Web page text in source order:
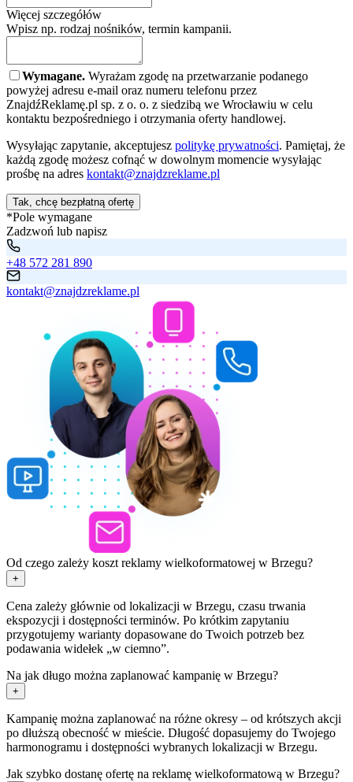
Więcej szczegółów
Wpisz np. rodzaj nośników, termin kampanii.
Wymagane. Wyrażam zgodę na przetwarzanie podanego
powyżej adresu e-mail oraz numeru telefonu przez
ZnajdźReklamę.pl sp. z o. o. z siedzibą we Wrocławiu w celu
kontaktu bezpośredniego i otrzymania oferty handlowej.
Wysyłając zapytanie, akceptujesz politykę prywatności. Pamiętaj, że
każdą zgodę możesz cofnąć w dowolnym momencie wysyłając
prośbę na adres kontakt@znajdzreklame.pl
Tak, chcę bezpłatną ofertę
*Pole wymagane
Zadzwoń lub napisz
+48 572 281 890
kontakt@znajdzreklame.pl
Od czego zależy koszt reklamy wielkoformatowej w Brzegu?
+
Cena zależy głównie od lokalizacji w Brzegu, czasu trwania
ekspozycji i dostępności terminów. Po krótkim zapytaniu
przygotujemy warianty dopasowane do Twoich potrzeb bez
podawania widełek „w ciemno”.
Na jak długo można zaplanować kampanię w Brzegu?
+
Kampanię można zaplanować na różne okresy – od krótszych akcji
po dłuższą obecność w mieście. Długość dopasujemy do Twojego
harmonogramu i dostępności wybranych lokalizacji w Brzegu.
Jak szybko dostanę ofertę na reklamę wielkoformatową w Brzegu?